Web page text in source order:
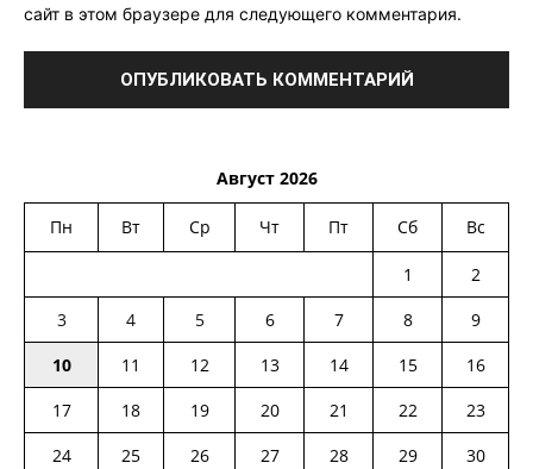
сайт в этом браузере для следующего комментария.
Август 2026
Пн Вт Ср Чт Пт Сб Вс
1
2
3
4 5 6 7 8
9
10
11 12 13 14 15
16
17
18 19 20 21 22
23
24
25 26 27 28 29
30